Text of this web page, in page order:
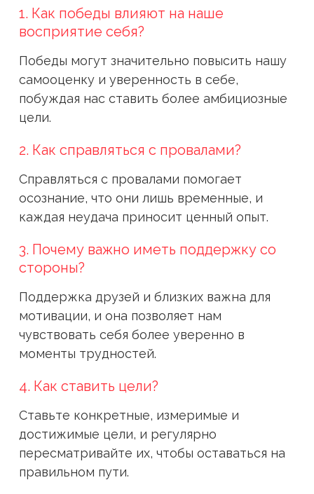
1. Как победы влияют на наше
восприятие себя?
Победы могут значительно повысить нашу
самооценку и уверенность в себе,
побуждая нас ставить более амбициозные
цели.
2. Как справляться с провалами?
Справляться с провалами помогает
осознание, что они лишь временные, и
каждая неудача приносит ценный опыт.
3. Почему важно иметь поддержку со
стороны?
Поддержка друзей и близких важна для
мотивации, и она позволяет нам
чувствовать себя более уверенно в
моменты трудностей.
4. Как ставить цели?
Ставьте конкретные, измеримые и
достижимые цели, и регулярно
пересматривайте их, чтобы оставаться на
правильном пути.